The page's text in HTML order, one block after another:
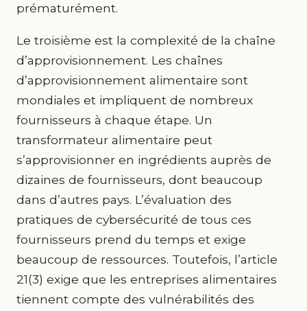
prématurément.
Le troisième est la complexité de la chaîne
d’approvisionnement. Les chaînes
d’approvisionnement alimentaire sont
mondiales et impliquent de nombreux
fournisseurs à chaque étape. Un
transformateur alimentaire peut
s’approvisionner en ingrédients auprès de
dizaines de fournisseurs, dont beaucoup
dans d’autres pays. L’évaluation des
pratiques de cybersécurité de tous ces
fournisseurs prend du temps et exige
beaucoup de ressources. Toutefois, l’article
21(3) exige que les entreprises alimentaires
tiennent compte des vulnérabilités des